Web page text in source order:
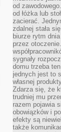
od
od łóżka lub
zacierać.
zdalnej stała
biurze rytm
przez
sygnały
domu trzeba
jednych jest to
własnej
Zdarza się, że
trudniej mu
razem pojawia
obowiązków i
efekty są
także